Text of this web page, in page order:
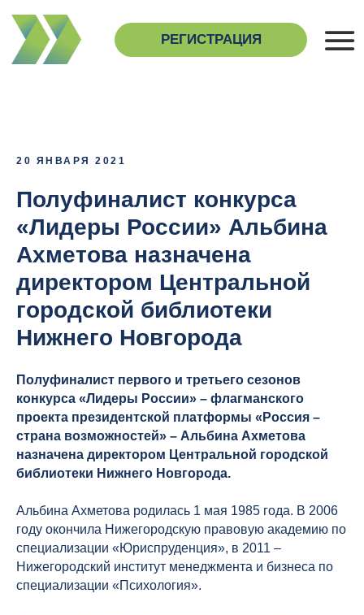
РЕГИСТРАЦИЯ
20 ЯНВАРЯ 2021
Полуфиналист конкурса
«Лидеры России» Альбина
Ахметова назначена
директором Центральной
городской библиотеки
Нижнего Новгорода
Полуфиналист первого и третьего сезонов
конкурса «Лидеры России» – флагманского
проекта президентской платформы «Россия –
страна возможностей» – Альбина Ахметова
назначена директором Центральной городской
библиотеки Нижнего Новгорода.
Альбина Ахметова родилась 1 мая 1985 года. В 2006
году окончила Нижегородскую правовую академию по
специализации «Юриспруденция», в 2011 –
Нижегородский институт менеджмента и бизнеса по
специализации «Психология».